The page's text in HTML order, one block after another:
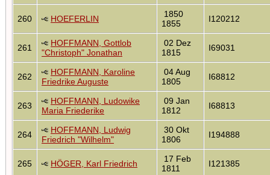
260 HOEFERLIN
1850
1855
I120212
261
HOFFMANN, Gottlob
"Christoph" Jonathan
02 Dez
1815
I69031
262
HOFFMANN, Karoline
Friedrike Auguste
04 Aug
1805
I68812
263
HOFFMANN, Ludowike
Maria Friederike
09 Jan
1812
I68813
264
HOFFMANN, Ludwig
Friedrich "Wilhelm"
30 Okt
1806
I194888
265 HÖGER, Karl Friedrich
17 Feb
1811
I121385